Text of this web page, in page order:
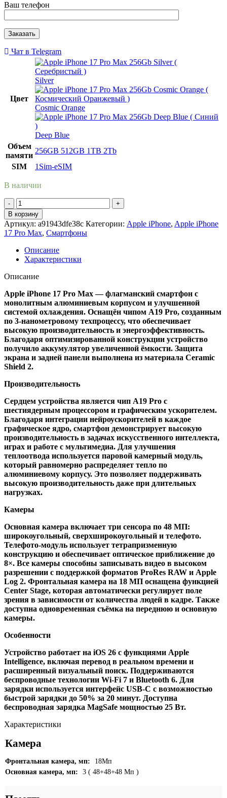
Ваш телефон
Чат в Telegram
Цвет
Silver
Cosmic Orange
Deep Blue
Объем
памяти
256GB 512GB 1TB 2Tb
SIM
1Sim-eSIM
В наличии
Количество
товара
Apple
iPhone
17
Pro
Max
Silver
Серебристый
)
В корзину
Артикул: a91943dfe38c Категории: Apple iPhone, Apple iPhone
17 Pro Max, Смартфоны
Описание
Характеристики
Описание
Apple iPhone 17 Pro Max — флагманский смартфон с
монолитным алюминиевым корпусом и улучшенной
системой охлаждения. Оснащён чипом A19 Pro, созданным
по 3-нанометровому техпроцессу, что обеспечивает
высокую производительность и энергоэффективность.
Благодаря оптимизированной конструкции устройство
получило аккумулятор увеличенной ёмкости. Защита
экрана и задней панели выполнена из материала Ceramic
Shield 2.
Производительность
Сердцем устройства является чип A19 Pro с
шестиядерным процессором и графическим ускорителем.
Благодаря интеграции нейроускорителей в каждое
графическое ядро, смартфон демонстрирует высокую
производительность в задачах искусственного интеллекта,
играх и работе с мультимедиа. Для улучшения
теплоотвода используется паровой камерный модуль,
который равномерно распределяет тепло по
алюминиевому корпусу. Это позволяет поддерживать
высокую производительность даже при длительных
нагрузках.
Камеры
Основная камера включает три сенсора по 48 МП:
широкоугольный, сверхширокоугольный и телефото.
Телефото-модуль использует тетрапризменную
конструкцию и обеспечивает оптическое приближение до
8×. Все камеры способны записывать видео в высоком
разрешении с поддержкой форматов ProRes RAW и Apple
Log 2. Фронтальная камера на 18 МП оснащена функцией
Center Stage, которая автоматически регулирует поле
зрения в зависимости от количества людей в кадре. Также
доступна одновременная съёмка на переднюю и основную
камеры.
Особенности
Устройство работает на iOS 26 с функциями Apple
Intelligence, включая перевод в реальном времени и
расширенный визуальный поиск. Поддерживаются
беспроводные технологии Wi-Fi 7 и Bluetooth 6. Для
зарядки используется интерфейс USB-C с возможностью
быстрой зарядки до 50% за 20 минут. Доступна
беспроводная зарядка MagSafe мощностью 25 Вт.
Характеристики
Камера
Фронтальная камера, мп:
18Мп
Основная камера, мп:
3 ( 48+48+48 Мп )